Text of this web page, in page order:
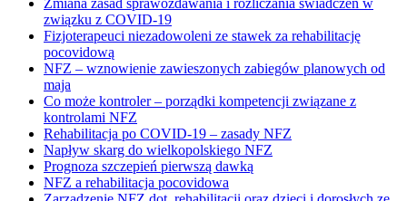
Zmiana zasad sprawozdawania i rozliczania świadczeń w
związku z COVID-19
Fizjoterapeuci niezadowoleni ze stawek za rehabilitację
pocovidową
NFZ – wznowienie zawieszonych zabiegów planowych od
maja
Co może kontroler – porządki kompetencji związane z
kontrolami NFZ
Rehabilitacja po COVID-19 – zasady NFZ
Napływ skarg do wielkopolskiego NFZ
Prognoza szczepień pierwszą dawką
NFZ a rehabilitacja pocovidowa